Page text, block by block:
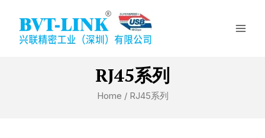
content
RJ45系列
Home / RJ45系列